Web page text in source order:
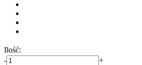
Ilość:
-
+